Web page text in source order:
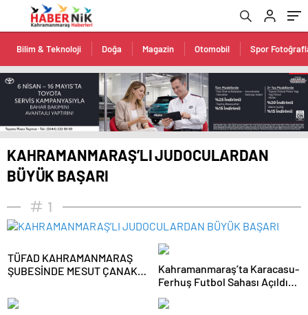
romabet
romabet
romabet
deneme
bonusu
veren
siteler
Bilim & Teknoloji Doğa Magazin Otomobil Spor
KAHRAMANMARAŞ’LI JUDOCULARDAN
BÜYÜK BAŞARI
1
TÜFAD KAHRAMANMARAŞ
ŞUBESİNDE MESUT ÇANAK
Kahramanmaraş’ta Karacasu-
Ferhuş Futbol Sahası Açıldı:
Yönetti